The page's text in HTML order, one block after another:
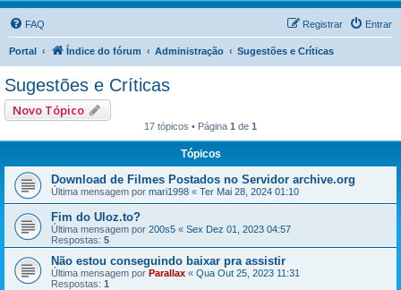
FAQ Entrar
Registrar
Portal Índice do fórum Administração Sugestões e Críticas
Sugestões e Críticas
Novo Tópico
17 tópicos • Página 1 de 1
Tópicos
Download de Filmes Postados no Servidor archive.org
Última mensagem por mari1998 « Ter Mai 28, 2024 01:10
Fim do Uloz.to?
Última mensagem por 200s5 « Sex Dez 01, 2023 04:57
Respostas: 5
Não estou conseguindo baixar pra assistir
Última mensagem por Parallax « Qua Out 25, 2023 11:31
Respostas: 1